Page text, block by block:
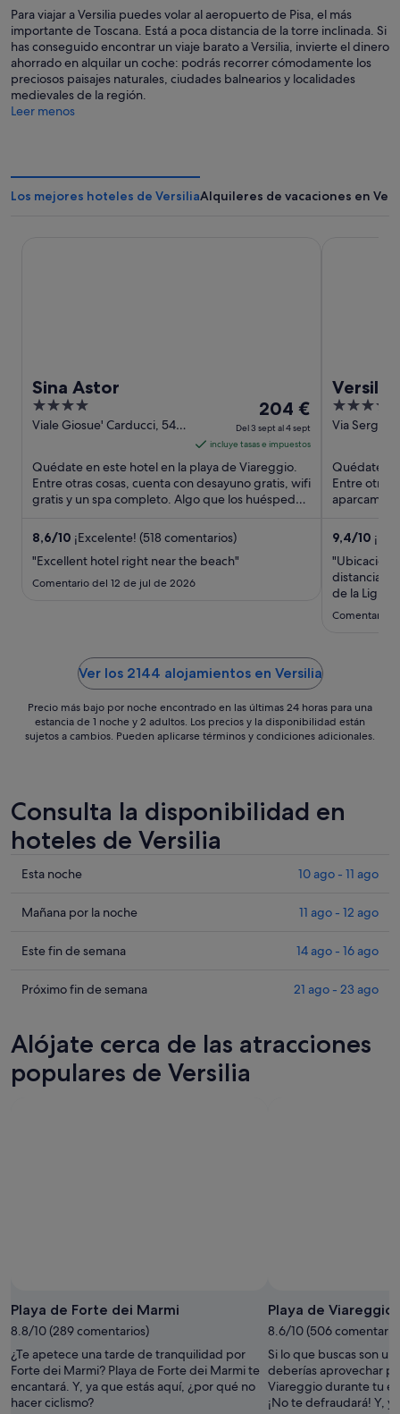
Para viajar a Versilia puedes volar al aeropuerto de Pisa, el más
importante de Toscana. Está a poca distancia de la torre inclinada. Si
has conseguido encontrar un viaje barato a Versilia, invierte el dinero
ahorrado en alquilar un coche: podrás recorrer cómodamente los
preciosos paisajes naturales, ciudades balnearios y localidades
medievales de la región.
Leer menos
Los mejores hoteles de VersiliaAlquileres de vacaciones en
Sina Astor
4
out
5
Viale Giosue' Carducci, 54
El
precio
es
de
204 €
por
204 €
Del 3 sept al 4 sept
incluye tasas e impuestos
Quédate en este hotel en la playa de Viareggio.
Entre otras cosas, cuenta con desayuno gratis, wifi
gratis y un spa completo. Algo que los huéspedes
8,6/10 ¡Excelente! (518 comentarios)
"Excellent hotel right near the beach"
Comentario del 12 de jul de 2026
Versilia
4
out
5
Via Sergio
Quédate
Entre otras
9,4/10
"Ubicación
distancia
de la
Comentario
Ver los 2144 alojamientos en Versilia
Precio más bajo por noche encontrado en las últimas 24 horas para una
estancia de 1 noche y 2 adultos. Los precios y la disponibilidad están
sujetos a cambios. Pueden aplicarse términos y condiciones adicionales.
Consulta la disponibilidad en
hoteles de Versilia
Comprueba
precios
Versilia
esta
ago
11
Esta noche 10 ago - 11 ago
Comprueba
precios
Versilia
por
noche,
Mañana por la noche 11 ago - 12 ago
Comprueba
precios
para
fin
Este fin de semana 14 ago - 16 ago
Comprueba
en
Versilia
para
Próximo fin de semana 21 ago - 23 ago
Alójate cerca de las atracciones
populares de Versilia
Playa de Forte dei Marmi
8.8/10 (289 comentarios)
¿Te apetece una tarde de tranquilidad por
Forte dei Marmi? Playa de Forte dei Marmi te
encantará. Y, ya que estás aquí, ¿por qué no
hacer ciclismo?
Playa de Viareggio
8.6/10 (506
Si lo que buscas son
deberías aprovechar
Viareggio durante tu
¡No te defraudará! Y,